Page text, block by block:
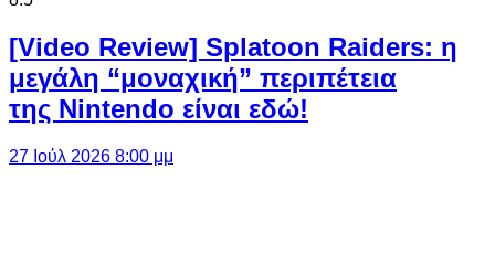
[Video Review] Splatoon Raiders: η
μεγάλη “μοναχική” περιπέτεια
της Nintendo είναι εδώ!
27 Ιούλ 2026 8:00 μμ